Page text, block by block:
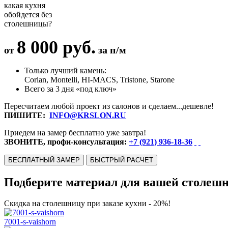
какая кухня
обойдется без
столешницы?
от 8 000 руб. за п/м
Только лучший камень:
Corian, Montelli, HI-MACS, Tristone, Starone
Всего за 3 дня «под ключ»
Пересчитаем любой проект из салонов и сделаем...дешевле!
ПИШИТЕ: INFO@KRSLON.RU
Приедем на замер бесплатно уже завтра!
ЗВОНИТЕ, профи-консультация: +7 (921) 936-18-36
БЕСПЛАТНЫЙ ЗАМЕР БЫСТРЫЙ РАСЧЕТ
Подберите материал для вашей
Скидка на столешницу при заказе кухни - 20%!
7001-s-vaishorn